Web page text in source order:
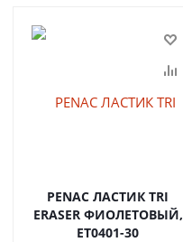
PENAC ЛАСТИК TRI
ERASER ФИОЛЕТОВЫЙ,
ET0401-30